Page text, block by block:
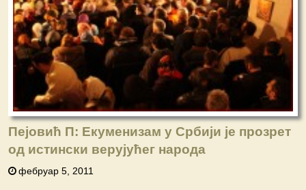
Пејовић П: Екуменизам у Србији је прозрет
од истински верујућег народа
фебруар 5, 2011